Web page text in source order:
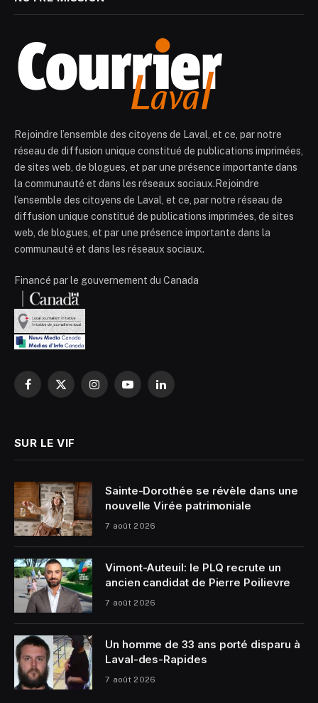
Rejoindre l’ensemble des citoyens de Laval, et ce, par notre
réseau de diffusion unique constitué de publications imprimées,
de sites web, de blogues, et par une présence importante dans
la communauté et dans les réseaux sociaux.Rejoindre
l’ensemble des citoyens de Laval, et ce, par notre réseau de
diffusion unique constitué de publications imprimées, de sites
web, de blogues, et par une présence importante dans la
communauté et dans les réseaux sociaux.
Financé par le gouvernement du Canada
Facebook
X
InstagramYouTubeLinkedIn
SUR LE VIF
Sainte-Dorothée se révèle dans une
nouvelle Virée patrimoniale
7 août 2026
Vimont-Auteuil: le PLQ recrute un
ancien candidat de Pierre Poilievre
7 août 2026
Un homme de 33 ans porté disparu à
Laval-des-Rapides
7 août 2026